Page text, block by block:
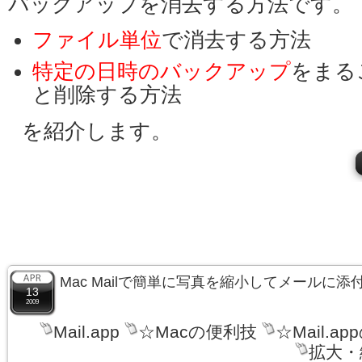
ファイル単位で消去する方法
特定の日時のバックアップをまる
と削除する方法
を紹介します。
13
2009
Mac Mailで簡単に写真を縮小してメールに添
Mail.app ☆Macの便利技
☆Mail.app
拡大